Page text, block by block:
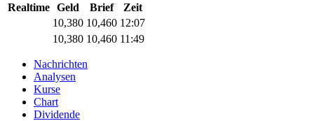
Realtime Geld Brief
Zeit
10,380 10,460 12:07
10,380 10,460 11:49
Nachrichten
Analysen
Kurse
Chart
Dividende